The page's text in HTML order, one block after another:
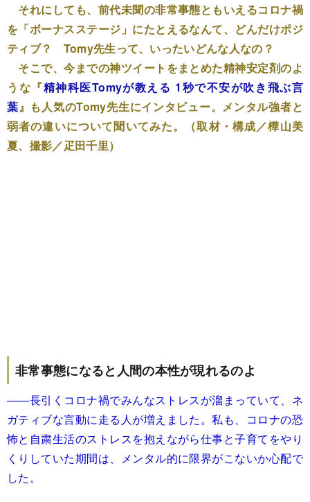
それにしても、前代未聞の非常事態ともいえるコロナ禍
を「ボーナスステージ」にたとえるなんて、どんだけポジ
ティブ？ Tomy先生って、いったいどんな人なの？
そこで、今までの神ツイートをまとめた精神安定剤のよ
うな『精神科医Tomyが教える 1秒で不安が吹き飛ぶ言
葉』も人気のTomy先生にインタビュー。メンタル強者と
弱者の違いについて聞いてみた。（取材・構成／樺山美
夏、撮影／疋田千里）
非常事態になると人間の本性が現れるのよ
――長引くコロナ禍でみんなストレスが溜まっていて、ネ
ガティブな言動に走る人が増えました。私も、コロナの恐
怖と自粛生活のストレスを抱えながら仕事と子育てをやり
くりしていた期間は、メンタル的に限界がこないか心配で
した。